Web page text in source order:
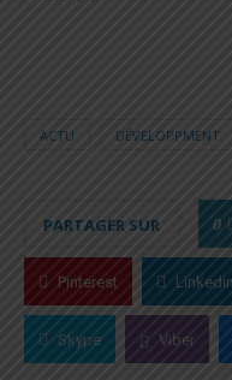
ACTU DÉVELOPPMENT
PARTAGER SUR 0
Pinterest Linkedin
Skype Viber